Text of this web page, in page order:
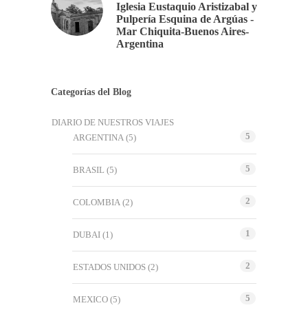
Iglesia Eustaquio Aristizabal y
Pulpería Esquina de Argúas -
Mar Chiquita-Buenos Aires-
Argentina
Categorías del Blog
DIARIO DE NUESTROS VIAJES
ARGENTINA (5) 5
BRASIL (5) 5
COLOMBIA (2) 2
DUBAI (1) 1
ESTADOS UNIDOS (2) 2
MEXICO (5) 5